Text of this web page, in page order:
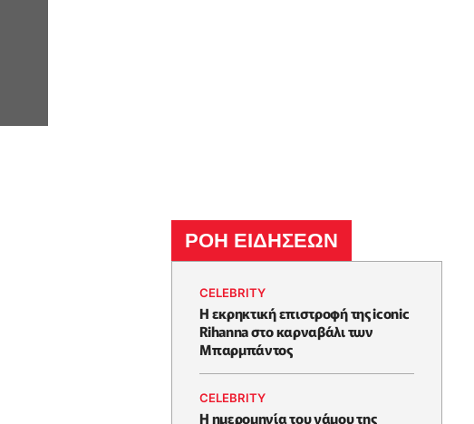
ΡΟΗ ΕΙΔΗΣΕΩΝ
CELEBRITY
Η εκρηκτική επιστροφή της iconic
Rihanna στο καρναβάλι των
Μπαρμπάντος
CELEBRITY
Η ημερομηνία του γάμου της